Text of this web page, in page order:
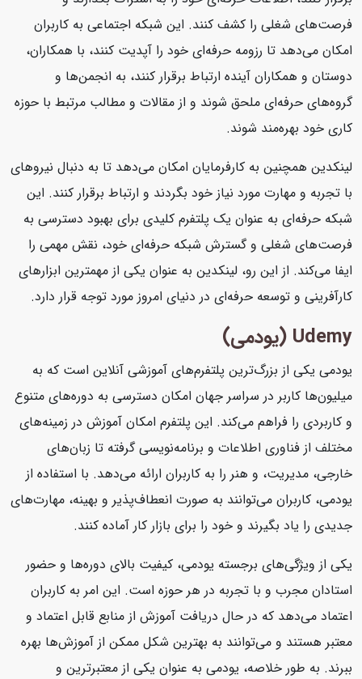
فرصت‌های شغلی را کشف کنند. این شبکه اجتماعی به کاربران
امکان می‌دهد تا رزومه حرفه‌ای خود را آپدیت کنند، با همکاران،
دوستان و همکاران آینده ارتباط برقرار کنند، به انجمن‌ها و
گروه‌های حرفه‌ای ملحق شوند و از مقالات و مطالب مرتبط با حوزه
کاری خود بهره‌مند شوند.
لینکدین همچنین به کارفرمایان امکان می‌دهد تا به دنبال نیروهای
با تجربه و مهارت مورد نیاز خود بگردند و ارتباط برقرار کنند. این
شبکه حرفه‌ای به عنوان یک پلتفرم کلیدی برای بهبود دسترسی به
فرصت‌های شغلی و گسترش شبکه حرفه‌ای خود، نقش مهمی را
ایفا می‌کند. از این رو، لینکدین به عنوان یکی از مهمترین ابزارهای
کارآفرینی و توسعه حرفه‌ای در دنیای امروز مورد توجه قرار دارد.
Udemy (یودمی)
یودمی یکی از بزرگ‌ترین پلتفرم‌های آموزشی آنلاین است که به
میلیون‌ها کاربر در سراسر جهان امکان دسترسی به دوره‌های متنوع
و کاربردی را فراهم می‌کند. این پلتفرم امکان آموزش در زمینه‌های
مختلف از فناوری اطلاعات و برنامه‌نویسی گرفته تا زبان‌های
خارجی، مدیریت، و هنر را به کاربران ارائه می‌دهد. با استفاده از
یودمی، کاربران می‌توانند به صورت انعطاف‌پذیر و بهینه، مهارت‌های
جدیدی را یاد بگیرند و خود را برای بازار کار آماده کنند.
یکی از ویژگی‌های برجسته یودمی، کیفیت بالای دوره‌ها و حضور
استادان مجرب و با تجربه در هر حوزه است. این امر به کاربران
اعتماد می‌دهد که در حال دریافت آموزش از منابع قابل اعتماد و
معتبر هستند و می‌توانند به بهترین شکل ممکن از آموزش‌ها بهره
ببرند. به طور خلاصه، یودمی به عنوان یکی از معتبرترین و